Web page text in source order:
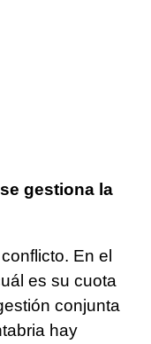
gestiona la
En el
es su cuota
conjunta
hay